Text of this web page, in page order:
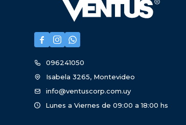
  
096241050
Isabela 3265, Montevideo
info@ventuscorp.com.uy
Lunes a Viernes de 09:00 a 18:00 hs